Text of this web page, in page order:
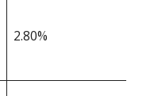
2.80%